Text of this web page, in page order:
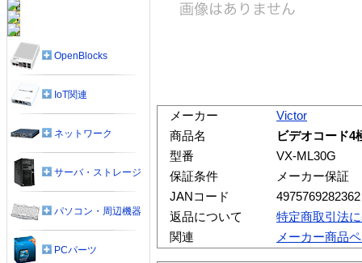
メーカー
Victor
商品名
ビデオコード4
型番
VX-ML30G
保証条件
メーカー保証
JANコード
4975769282362
返品について
特定商取引法
関連
メーカー商品
OpenBlocks
IoT関連
ネットワーク
サーバ・ストレージ
パソコン・周辺機器
PCパーツ